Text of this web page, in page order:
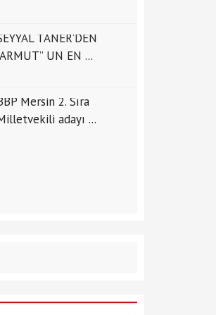
TANER’DEN
UN EN ...
Mersin 2. Sıra
adayı ...